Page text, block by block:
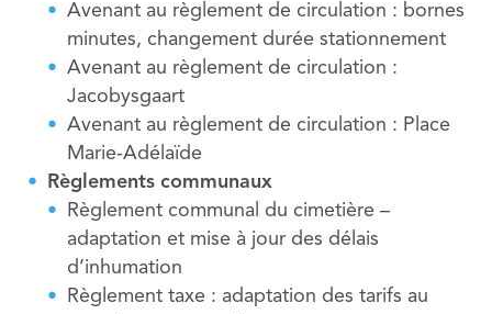
Avenant au règlement de circulation : bornes
minutes, changement durée stationnement
Avenant au règlement de circulation :
Jacobysgaart
Avenant au règlement de circulation : Place
Marie-Adélaïde
Règlements communaux
Règlement communal du cimetière –
adaptation et mise à jour des délais
d’inhumation
Règlement taxe : adaptation des tarifs au